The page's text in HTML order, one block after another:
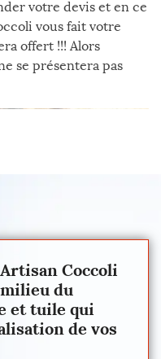
votre devis et en ce
vous fait votre
offert !!! Alors
se présentera pas
Coccoli
du
et tuile qui
de vos